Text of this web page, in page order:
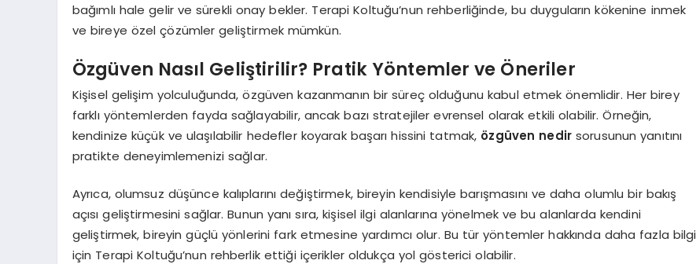
bağımlı hale gelir ve sürekli onay bekler. Terapi Koltuğu’nun rehberliğinde, bu duyguların kökenine inmek
ve bireye özel çözümler geliştirmek mümkün.
Özgüven Nasıl Geliştirilir? Pratik Yöntemler ve Öneriler
Kişisel gelişim yolculuğunda, özgüven kazanmanın bir süreç olduğunu kabul etmek önemlidir. Her birey
farklı yöntemlerden fayda sağlayabilir, ancak bazı stratejiler evrensel olarak etkili olabilir. Örneğin,
kendinize küçük ve ulaşılabilir hedefler koyarak başarı hissini tatmak, özgüven nedir sorusunun yanıtını
pratikte deneyimlemenizi sağlar.
Ayrıca, olumsuz düşünce kalıplarını değiştirmek, bireyin kendisiyle barışmasını ve daha olumlu bir bakış
açısı geliştirmesini sağlar. Bunun yanı sıra, kişisel ilgi alanlarına yönelmek ve bu alanlarda kendini
geliştirmek, bireyin güçlü yönlerini fark etmesine yardımcı olur. Bu tür yöntemler hakkında daha fazla bilgi
için Terapi Koltuğu’nun rehberlik ettiği içerikler oldukça yol gösterici olabilir.